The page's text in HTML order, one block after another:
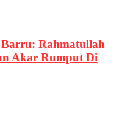
Rahmatullah
Akar Rumput Di